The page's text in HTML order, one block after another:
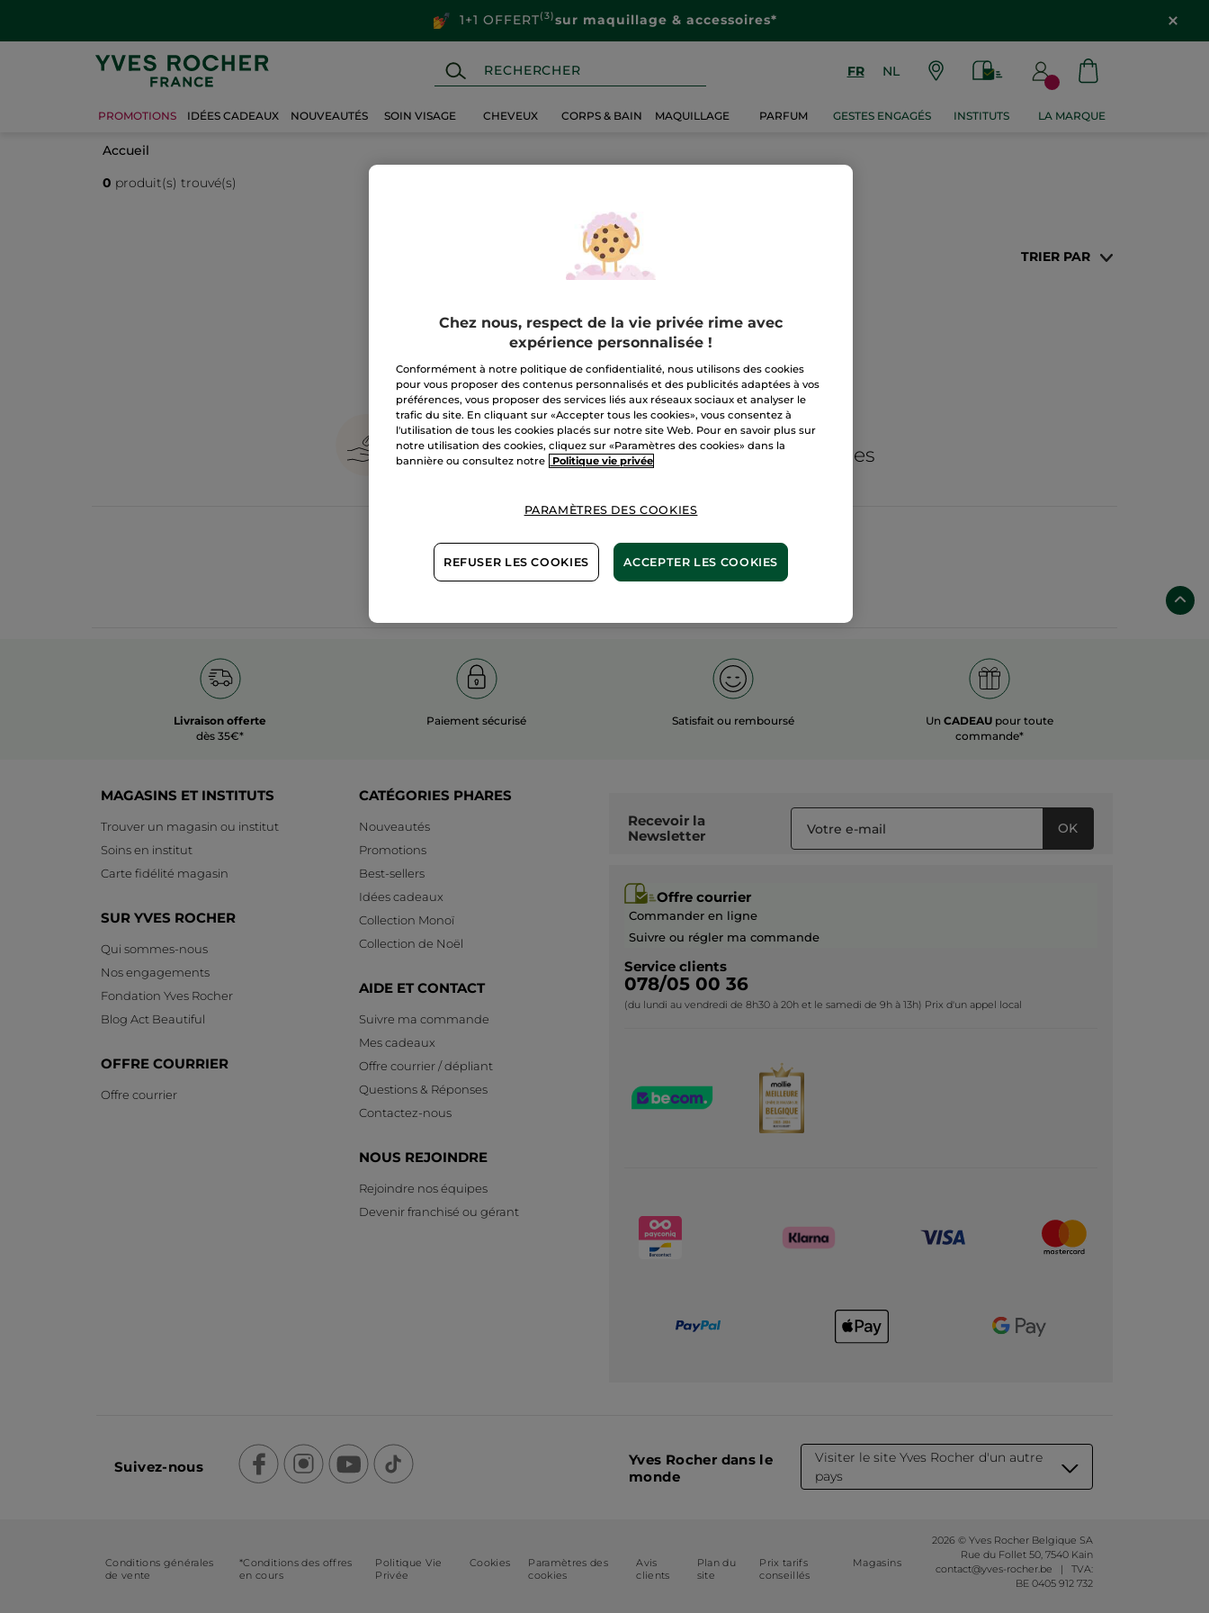
1+1 OFFERT(3)sur maquillage & accessoires*
FR NL
PROMOTIONS IDÉES CADEAUX NOUVEAUTÉS SOIN VISAGE CHEVEUX CORPS & BAIN MAQUILLAGE PARFUM GESTES ENGAGÉS INSTITUTS LA MARQUE
Accueil
0 produit(s) trouvé(s)
TRIER PAR
100%actifs
végétaux
60 hectaresde
champs biologiques
Voir plus
Livraison offerte
dès 35€*
Paiement sécurisé Satisfait ou remboursé Un CADEAUpour toute
commande*
MAGASINS ET INSTITUTS
Trouver un magasin ou institut
Soins en institut
Carte fidélité magasin
SUR YVES ROCHER
Qui sommes-nous
Nos engagements
Fondation Yves Rocher
Blog Act Beautiful
OFFRE COURRIER
Offre courrier
CATÉGORIES PHARES
Nouveautés
Promotions
Best-sellers
Idées cadeaux
Collection Monoï
Collection de Noël
AIDE ET CONTACT
Suivre ma commande
Mes cadeaux
Offre courrier / dépliant
Questions & Réponses
Contactez-nous
NOUS REJOINDRE
Rejoindre nos équipes
Devenir franchisé ou gérant
Recevoir la
Newsletter
OK
Offre courrier
Commander en ligne
Suivre ou régler ma commande
Service clients
078/05 00 36
(du lundi au vendredi de 8h30 à 20h et le samedi de 9h à 13h) Prix d'un appel local
Suivez-nous
Yves Rocher dans le
monde
Visiter le site Yves Rocher d'un autre
pays
Conditions générales
de vente
*Conditions des offres
en cours
Politique Vie
Privée
Cookies
Paramètres des
cookies
Avis
clients
Plan du
site
Prix tarifs
conseillés
Magasins
2026 © Yves Rocher Belgique SA
Rue du Follet 50, 7540 Kain
contact@yves-rocher.be | TVA:
BE 0405 912 732
Chez nous, respect de la vie privée rime avec
expérience personnalisée !
Conformément à notre politique de confidentialité, nous utilisons des cookies
pour vous proposer des contenus personnalisés et des publicités adaptées à vos
préférences, vous proposer des services liés aux réseaux sociaux et analyser le
trafic du site. En cliquant sur «Accepter tous les cookies», vous consentez à
l'utilisation de tous les cookies placés sur notre site Web. Pour en savoir plus sur
notre utilisation des cookies, cliquez sur «Paramètres des cookies» dans la
bannière ou consultez notre
Politique vie privée
PARAMÈTRES DES COOKIES
REFUSER LES COOKIES ACCEPTER LES COOKIES